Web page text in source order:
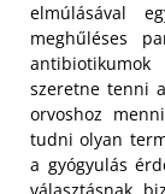
elmúlásával
meghűléses
szeretne tenni
orvoshoz
tudni olyan
a gyógyulás